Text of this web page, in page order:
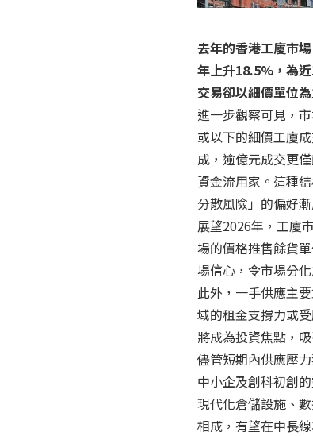
去年的香港工廈市
年上升18.5%，為
交易卻以細價單位
進一步觀察可見，
或以下的細價工廈
成，逾億元成交更
資金流用家。這種
分散風險」的偏好
展望2026年，工廈
場的價格推售餘貨
場信心，令市場分化
此外，一手供應主
域的租金支撐力或
將成為投資焦點，
儘管短期內供應壓
中小企及創科初創
現代化倉儲設施、
相成，有望在中長